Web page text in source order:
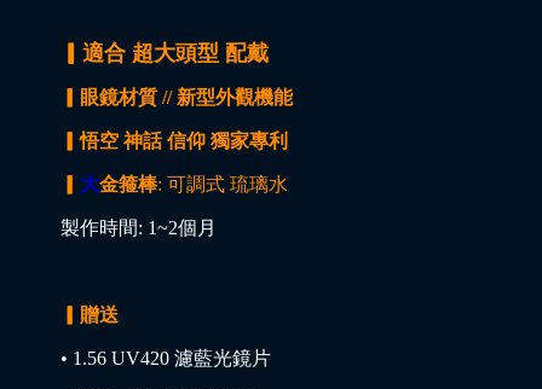
▎適合 超大頭型 配戴
▎眼鏡材質 // 新型外觀機能
▎悟空 神話 信仰 獨家專利
大金箍棒: 可調式 琉璃水
製作時間: 1~2個月
▎贈送
• 1.56 UV420 濾藍光鏡片